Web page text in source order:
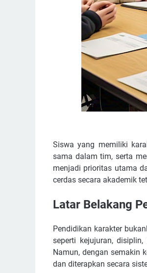
Siswa yang memiliki
sama dalam tim, serta
menjadi prioritas utama
cerdas secara akademik
Latar Belakang
Pendidikan karakter
seperti kejujuran,
Namun, dengan semakin
dan diterapkan secara